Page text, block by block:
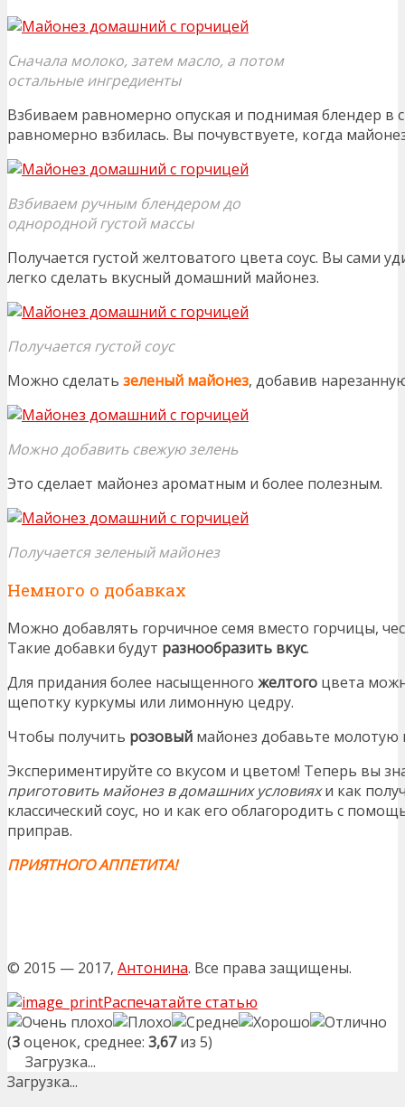
Сначала молоко, затем масло, а потом
остальные ингредиенты
Взбиваем равномерно опуская и поднимая блендер в
равномерно взбилась. Вы почувствуете, когда
Взбиваем ручным блендером до
однородной густой массы
Получается густой желтоватого цвета соус. Вы сами
легко сделать вкусный домашний майонез.
Получается густой соус
Можно сделать зеленый майонез, добавив
Можно добавить свежую зелень
Это сделает майонез ароматным и более полезным.
Получается зеленый майонез
Немного о добавках
Можно добавлять горчичное семя вместо горчицы,
Такие добавки будут разнообразить вкус.
Для придания более насыщенного желтого цвета
щепотку куркумы или лимонную цедру.
Чтобы получить розовый майонез добавьте молотую
Экспериментируйте со вкусом и цветом! Теперь вы
приготовить майонез в домашних условияхи как
классический соус, но и как его облагородить с
приправ.
ПРИЯТНОГО АППЕТИТА!
© 2015 — 2017, Антонина. Все права защищены.
Распечатайте статью
(3оценок, среднее: 3,67из 5)
Загрузка...
Загрузка...